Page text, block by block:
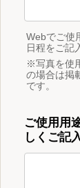
Webでご使
日程をご記
※写真を使
の場合は掲
です。
ご使用用
しくご記